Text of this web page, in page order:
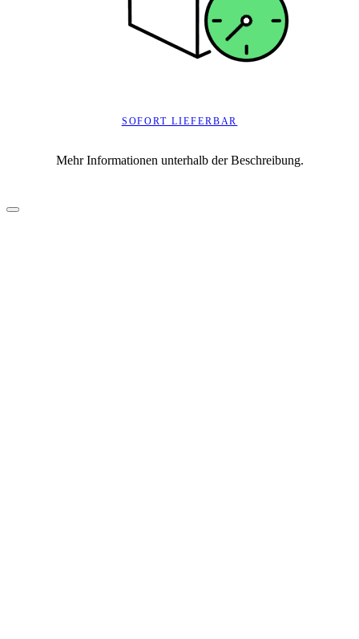
SOFORT LIEFERBAR
Mehr Informationen unterhalb der Beschreibung.